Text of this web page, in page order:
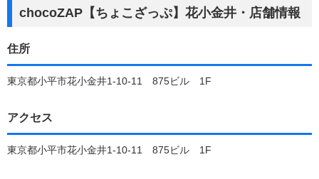
chocoZAP【ちょこざっぷ】花小金井・店舗情報
住所
東京都小平市花小金井1-10-11 875ビル 1F
アクセス
東京都小平市花小金井1-10-11 875ビル 1F